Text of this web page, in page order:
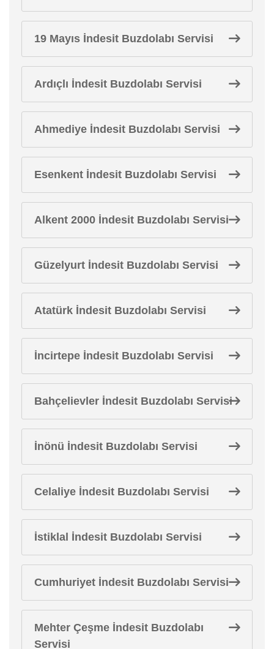
19 Mayıs İndesit Buzdolabı Servisi
Ardıçlı İndesit Buzdolabı Servisi
Ahmediye İndesit Buzdolabı Servisi
Esenkent İndesit Buzdolabı Servisi
Alkent 2000 İndesit Buzdolabı Servisi
Güzelyurt İndesit Buzdolabı Servisi
Atatürk İndesit Buzdolabı Servisi
İncirtepe İndesit Buzdolabı Servisi
Bahçelievler İndesit Buzdolabı Servisi
İnönü İndesit Buzdolabı Servisi
Celaliye İndesit Buzdolabı Servisi
İstiklal İndesit Buzdolabı Servisi
Cumhuriyet İndesit Buzdolabı Servisi
Mehter Çeşme İndesit Buzdolabı
Servisi